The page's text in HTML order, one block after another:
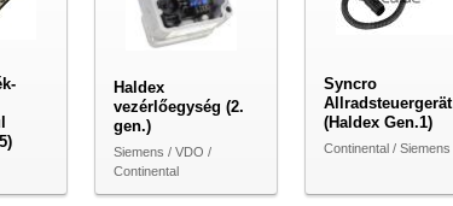
Haldex
vezérlőegység (2.
gen.)
Siemens / VDO /
Continental
Syncro
Allradsteuergerät
(Haldex Gen.1)
Continental / Siemens